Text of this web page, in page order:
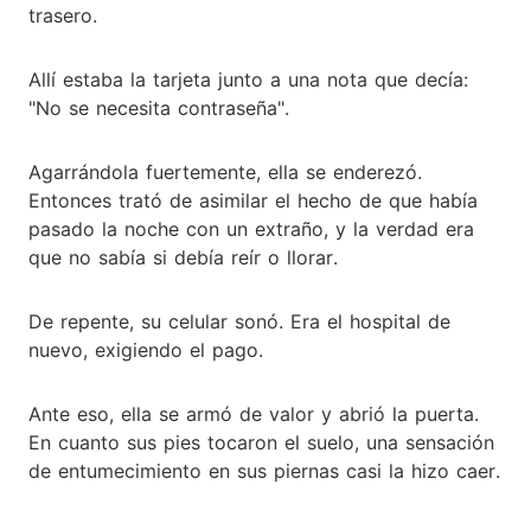
trasero.
Allí estaba la tarjeta junto a una nota que decía:
"No se necesita contraseña".
Agarrándola fuertemente, ella se enderezó.
Entonces trató de asimilar el hecho de que había
pasado la noche con un extraño, y la verdad era
que no sabía si debía reír o llorar.
De repente, su celular sonó. Era el hospital de
nuevo, exigiendo el pago.
Ante eso, ella se armó de valor y abrió la puerta.
En cuanto sus pies tocaron el suelo, una sensación
de entumecimiento en sus piernas casi la hizo caer.